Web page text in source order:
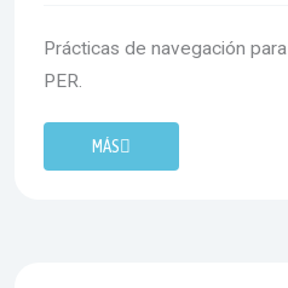
Prácticas de navegación
PER.
MÁS